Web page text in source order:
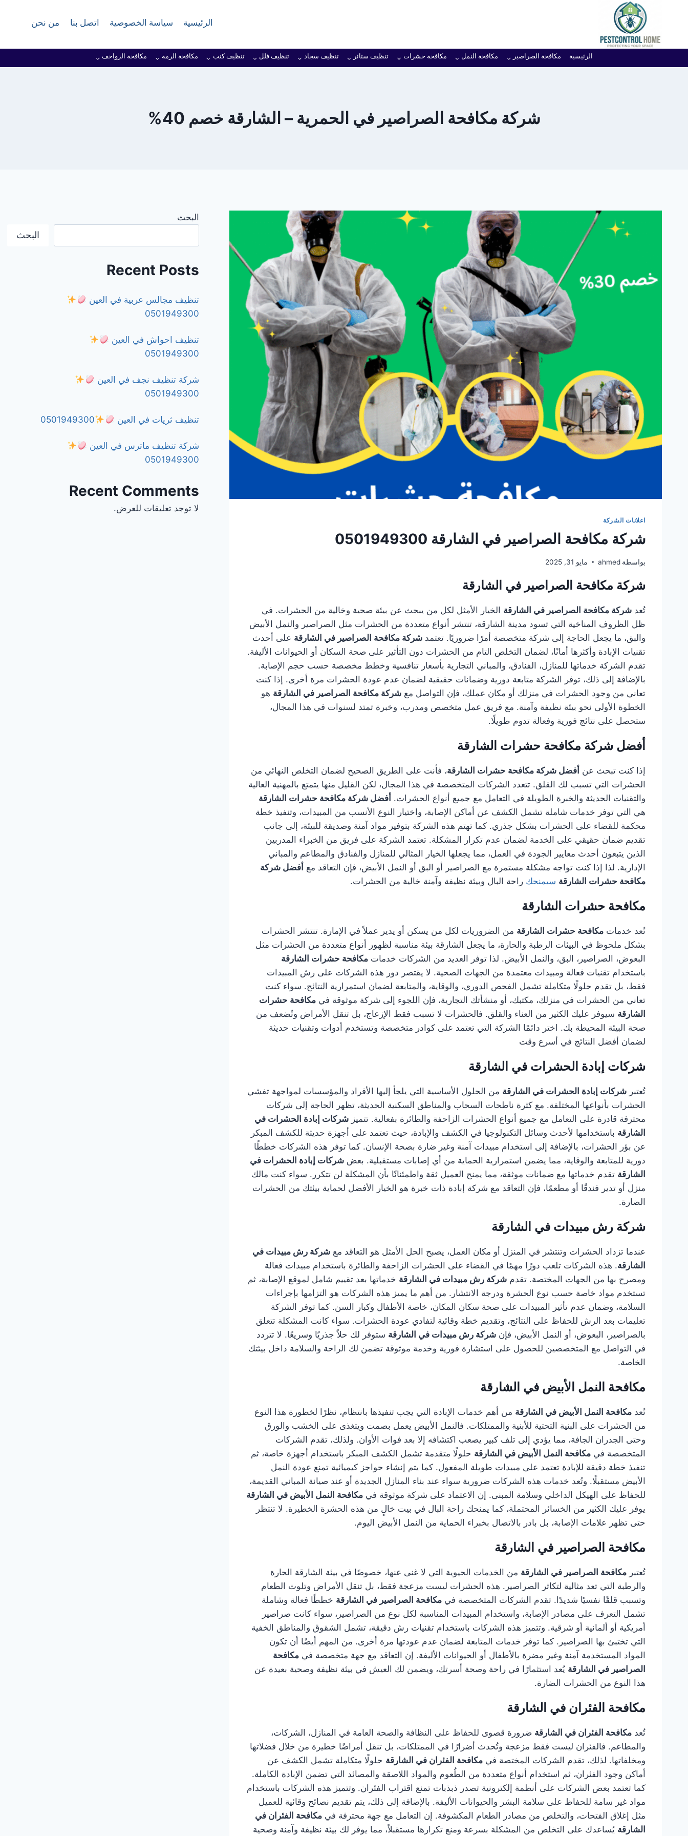
المحتوى
الرئيسية سياسة الخصوصية اتصل بنا من نحن
الرئيسية مكافحة الصراصير مكافحة النمل مكافحة حشرات تنظيف ستائر تنظيف سجاد تنظيف فلل تنظيف كنب مكافحة الرمة مكافحة الزواحف
شركة مكافحة الصراصير في الحمرية – الشارقة خصم 40%
اعلانات الشركة
شركة مكافحة الصراصير في الشارقة 0501949300
بواسطة ahmed مايو 31, 2025
شركة مكافحة الصراصير في الشارقة
تُعدشركة مكافحة الصراصير في الشارقة الخيار الأمثل لكل من يبحث عن بيئة صحية وخالية من الحشرات. في
ظل الظروف المناخية التي تسود مدينة الشارقة، تنتشر أنواع متعددة من الحشرات مثل الصراصير والنمل الأبيض
والبق، ما يجعل الحاجة إلى شركة متخصصة أمرًا ضروريًا. تعتمدشركة مكافحة الصراصير في الشارقة على أحدث
تقنيات الإبادة وأكثرها أمانًا، لضمان التخلص التام من الحشرات دون التأثير على صحة السكان أو الحيوانات الأليفة.
تقدم الشركة خدماتها للمنازل، الفنادق، والمباني التجارية بأسعار تنافسية وخطط مخصصة حسب حجم الإصابة.
بالإضافة إلى ذلك، توفر الشركة متابعة دورية وضمانات حقيقية لضمان عدم عودة الحشرات مرة أخرى. إذا كنت
تعاني من وجود الحشرات في منزلك أو مكان عملك، فإن التواصل معشركة مكافحة الصراصير في الشارقة هو
الخطوة الأولى نحو بيئة نظيفة وآمنة. مع فريق عمل متخصص ومدرب، وخبرة تمتد لسنوات في هذا المجال،
ستحصل على نتائج فورية وفعالة تدوم طويلًا.
أفضل شركة مكافحة حشرات الشارقة
إذا كنت تبحث عنأفضل شركة مكافحة حشرات الشارقة، فأنت على الطريق الصحيح لضمان التخلص النهائي من
الحشرات التي تسبب لك القلق. تتعدد الشركات المتخصصة في هذا المجال، لكن القليل منها يتمتع بالمهنية العالية
والتقنيات الحديثة والخبرة الطويلة في التعامل مع جميع أنواع الحشرات.أفضل شركة مكافحة حشرات الشارقة
هي التي توفر خدمات شاملة تشمل الكشف عن أماكن الإصابة، واختيار النوع الأنسب من المبيدات، وتنفيذ خطة
محكمة للقضاء على الحشرات بشكل جذري. كما تهتم هذه الشركة بتوفير مواد آمنة وصديقة للبيئة، إلى جانب
تقديم ضمان حقيقي على الخدمة لضمان عدم تكرار المشكلة. تعتمد الشركة على فريق من الخبراء المدربين
الذين يتبعون أحدث معايير الجودة في العمل، مما يجعلها الخيار المثالي للمنازل والفنادق والمطاعم والمباني
الإدارية. لذا إذا كنت تواجه مشكلة مستمرة مع الصراصير أو البق أو النمل الأبيض، فإن التعاقد معأفضل شركة
مكافحة حشرات الشارقة سيمنحك راحة البال وبيئة نظيفة وآمنة خالية من الحشرات.
مكافحة حشرات الشارقة
تُعد خدماتمكافحة حشرات الشارقة من الضروريات لكل من يسكن أو يدير عملاً في الإمارة. تنتشر الحشرات
بشكل ملحوظ في البيئات الرطبة والحارة، ما يجعل الشارقة بيئة مناسبة لظهور أنواع متعددة من الحشرات مثل
البعوض، الصراصير، البق، والنمل الأبيض. لذا توفر العديد من الشركات خدماتمكافحة حشرات الشارقة
باستخدام تقنيات فعالة ومبيدات معتمدة من الجهات الصحية. لا يقتصر دور هذه الشركات على رش المبيدات
فقط، بل تقدم حلولًا متكاملة تشمل الفحص الدوري، والوقاية، والمتابعة لضمان استمرارية النتائج. سواء كنت
تعاني من الحشرات في منزلك، مكتبك، أو منشأتك التجارية، فإن اللجوء إلى شركة موثوقة فيمكافحة حشرات
الشارقة سيوفر عليك الكثير من العناء والقلق. فالحشرات لا تسبب فقط الإزعاج، بل تنقل الأمراض وتُضعف من
صحة البيئة المحيطة بك. اختر دائمًا الشركة التي تعتمد على كوادر متخصصة وتستخدم أدوات وتقنيات حديثة
لضمان أفضل النتائج في أسرع وقت
شركات إبادة الحشرات في الشارقة
تُعتبرشركات إبادة الحشرات في الشارقة من الحلول الأساسية التي يلجأ إليها الأفراد والمؤسسات لمواجهة تفشي
الحشرات بأنواعها المختلفة. مع كثرة ناطحات السحاب والمناطق السكنية الحديثة، تظهر الحاجة إلى شركات
محترفة قادرة على التعامل مع جميع أنواع الحشرات الزاحفة والطائرة بفعالية. تتميزشركات إبادة الحشرات في
الشارقة باستخدامها لأحدث وسائل التكنولوجيا في الكشف والإبادة، حيث تعتمد على أجهزة حديثة للكشف المبكر
عن بؤر الحشرات، بالإضافة إلى استخدام مبيدات آمنة وغير ضارة بصحة الإنسان. كما توفر هذه الشركات خططًا
دورية للمتابعة والوقاية، مما يضمن استمرارية الحماية من أي إصابات مستقبلية. بعضشركات إبادة الحشرات في
الشارقة تقدم خدماتها مع ضمانات موثقة، مما يمنح العميل ثقة واطمئنانًا بأن المشكلة لن تتكرر. سواء كنت مالك
منزل أو تدير فندقًا أو مطعمًا، فإن التعاقد مع شركة إبادة ذات خبرة هو الخيار الأفضل لحماية بيئتك من الحشرات
الضارة.
شركة رش مبيدات في الشارقة
عندما تزداد الحشرات وتنتشر في المنزل أو مكان العمل، يصبح الحل الأمثل هو التعاقد معشركة رش مبيدات في
الشارقة. هذه الشركات تلعب دورًا مهمًا في القضاء على الحشرات الزاحفة والطائرة باستخدام مبيدات فعالة
ومصرح بها من الجهات المختصة. تقدمشركة رش مبيدات في الشارقة خدماتها بعد تقييم شامل لموقع الإصابة، ثم
تستخدم مواد خاصة حسب نوع الحشرة ودرجة الانتشار. من أهم ما يميز هذه الشركات هو التزامها بإجراءات
السلامة، وضمان عدم تأثير المبيدات على صحة سكان المكان، خاصة الأطفال وكبار السن. كما توفر الشركة
تعليمات بعد الرش للحفاظ على النتائج، وتقديم خطة وقائية لتفادي عودة الحشرات. سواء كانت المشكلة تتعلق
بالصراصير، البعوض، أو النمل الأبيض، فإنشركة رش مبيدات في الشارقة ستوفر لك حلاً جذريًا وسريعًا. لا تتردد
في التواصل مع المتخصصين للحصول على استشارة فورية وخدمة موثوقة تضمن لك الراحة والسلامة داخل بيئتك
الخاصة.
مكافحة النمل الأبيض في الشارقة
تُعدمكافحة النمل الأبيض في الشارقة من أهم خدمات الإبادة التي يجب تنفيذها بانتظام، نظرًا لخطورة هذا النوع
من الحشرات على البنية التحتية للأبنية والممتلكات. فالنمل الأبيض يعمل بصمت ويتغذى على الخشب والورق
وحتى الجدران الجافة، مما يؤدي إلى تلف كبير يصعب اكتشافه إلا بعد فوات الأوان. ولذلك، تقدم الشركات
المتخصصة فيمكافحة النمل الأبيض في الشارقة حلولًا متقدمة تشمل الكشف المبكر باستخدام أجهزة خاصة، ثم
تنفيذ خطة دقيقة للإبادة تعتمد على مبيدات طويلة المفعول. كما يتم إنشاء حواجز كيميائية تمنع عودة النمل
الأبيض مستقبلًا. وتُعد خدمات هذه الشركات ضرورية سواء عند بناء المنازل الجديدة أو عند صيانة المباني القديمة،
للحفاظ على الهيكل الداخلي وسلامة المبنى. إن الاعتماد على شركة موثوقة فيمكافحة النمل الأبيض في الشارقة
يوفر عليك الكثير من الخسائر المحتملة، كما يمنحك راحة البال في بيت خالٍ من هذه الحشرة الخطيرة. لا تنتظر
حتى تظهر علامات الإصابة، بل بادر بالاتصال بخبراء الحماية من النمل الأبيض اليوم.
مكافحة الصراصير في الشارقة
تُعتبرمكافحة الصراصير في الشارقة من الخدمات الحيوية التي لا غنى عنها، خصوصًا في بيئة الشارقة الحارة
والرطبة التي تعد مثالية لتكاثر الصراصير. هذه الحشرات ليست مزعجة فقط، بل تنقل الأمراض وتلوث الطعام
وتسبب قلقًا نفسيًا شديدًا. تقدم الشركات المتخصصة فيمكافحة الصراصير في الشارقة خططًا فعالة وشاملة
تشمل التعرف على مصادر الإصابة، واستخدام المبيدات المناسبة لكل نوع من الصراصير، سواء كانت صراصير
أمريكية أو ألمانية أو شرقية. وتتميز هذه الشركات باستخدام تقنيات رش دقيقة، تشمل الشقوق والمناطق الخفية
التي تختبئ بها الصراصير. كما توفر خدمات المتابعة لضمان عدم عودتها مرة أخرى. من المهم أيضًا أن تكون
المواد المستخدمة آمنة وغير مضرة بالأطفال أو الحيوانات الأليفة. إن التعاقد مع جهة متخصصة فيمكافحة
الصراصير في الشارقة يُعد استثمارًا في راحة وصحة أسرتك، ويضمن لك العيش في بيئة نظيفة وصحية بعيدة عن
هذا النوع من الحشرات الضارة.
مكافحة الفئران في الشارقة
تُعدمكافحة الفئران في الشارقة ضرورة قصوى للحفاظ على النظافة والصحة العامة في المنازل، الشركات،
والمطاعم. فالفئران ليست فقط مزعجة وتُحدث أضرارًا في الممتلكات، بل تنقل أمراضًا خطيرة من خلال فضلاتها
ومخلفاتها. لذلك، تقدم الشركات المختصة فيمكافحة الفئران في الشارقة حلولًا متكاملة تشمل الكشف عن
أماكن وجود الفئران، ثم استخدام أنواع متعددة من الطُعوم والمواد اللاصقة والمصائد التي تضمن الإبادة الكاملة.
كما تعتمد بعض الشركات على أنظمة إلكترونية تصدر ذبذبات تمنع اقتراب الفئران. وتتميز هذه الشركات باستخدام
مواد غير سامة للحفاظ على سلامة البشر والحيوانات الأليفة. بالإضافة إلى ذلك، يتم تقديم نصائح وقائية للعميل
مثل إغلاق الفتحات، والتخلص من مصادر الطعام المكشوفة. إن التعامل مع جهة محترفة فيمكافحة الفئران في
الشارقة يُساعدك على التخلص من المشكلة بسرعة ومنع تكرارها مستقبلاً، مما يوفر لك بيئة نظيفة وآمنة وصحية
البحث
البحث
Recent Posts
تنظيف مجالس عربية في العين
0501949300
تنظيف احواش في العين
0501949300
شركة تنظيف نجف في العين
0501949300
تنظيف ثريات في العين 0501949300
شركة تنظيف ماترس في العين
0501949300
Recent Comments
لا توجد تعليقات للعرض.